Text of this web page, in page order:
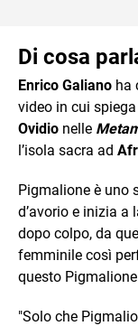
Di cosa
Enrico Galiano ha
video in cui
Ovidio nelle
l’isola sacra ad
Pigmalione è uno
d’avorio e inizia a
dopo colpo, da
femminile così
questo
"Solo che